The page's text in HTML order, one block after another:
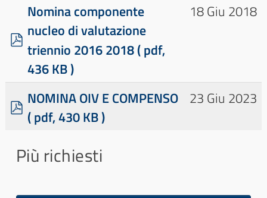
p
d
f
Nomina componente
nucleo di valutazione
triennio 2016 2018( pdf,
436 KB )
18 Giu 2018
p
d
NOMINA OIV E COMPENSO
( pdf, 430 KB )
23 Giu 2023
Più richiesti